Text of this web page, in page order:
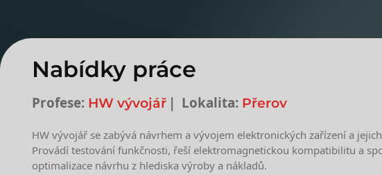
Nabídky práce
Profese: HW vývojář Lokalita: Přerov
HW vývojář se zabývá návrhem a vývojem elektronických zařízení a
Provádí testování funkčnosti, řeší elektromagnetickou kompatibilitu a
optimalizace návrhu z hlediska výroby a nákladů.